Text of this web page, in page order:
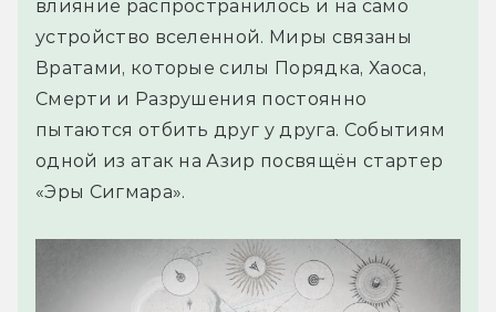
влияние распространилось и на само
устройство вселенной. Миры связаны
Вратами, которые силы Порядка, Хаоса,
Смерти и Разрушения постоянно
пытаются отбить друг у друга. Событиям
одной из атак на Азир посвящён стартер
«Эры Сигмара».